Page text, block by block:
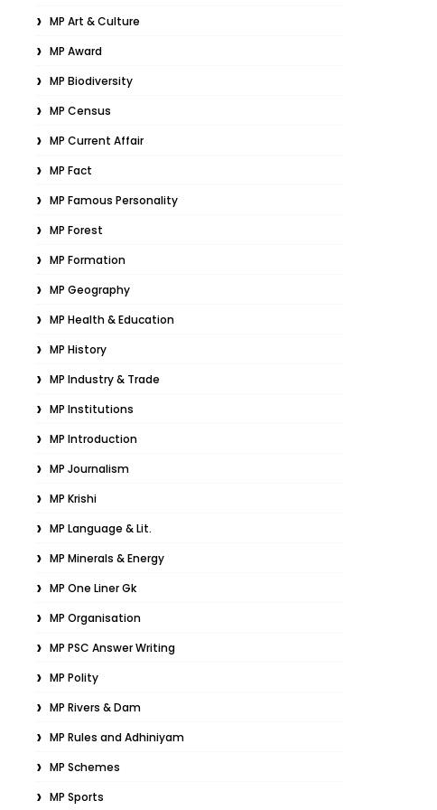
MP Art & Culture
MP Award
MP Biodiversity
MP Census
MP Current Affair
MP Fact
MP Famous Personality
MP Forest
MP Formation
MP Geography
MP Health & Education
MP History
MP Industry & Trade
MP Institutions
MP Introduction
MP Journalism
MP Krishi
MP Language & Lit.
MP Minerals & Energy
MP One Liner Gk
MP Organisation
MP PSC Answer Writing
MP Polity
MP Rivers & Dam
MP Rules and Adhiniyam
MP Schemes
MP Sports